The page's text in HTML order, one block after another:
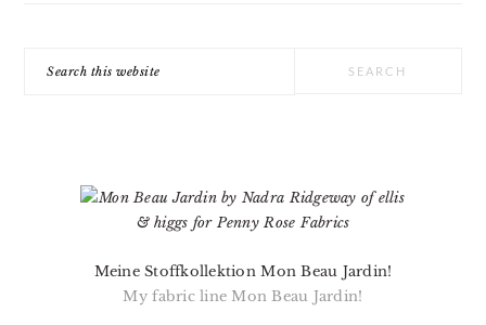
Meine Stoffkollektion Mon Beau Jardin!
My fabric line Mon Beau Jardin!